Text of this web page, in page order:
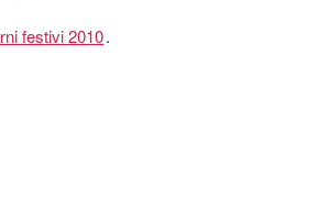
festivi 2010.